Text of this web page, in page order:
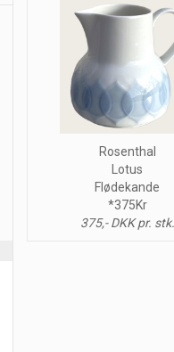
Rosenthal
Lotus
Flødekande
*375Kr
375,- DKK pr. stk.